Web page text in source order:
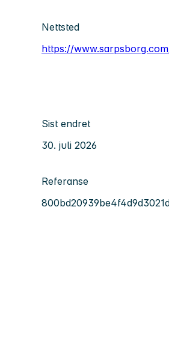
Nettsted
https://
Sist endret
30. juli 2026
Referanse